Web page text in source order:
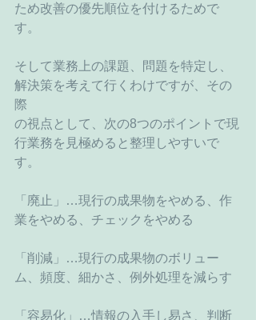
ため改善の優先順位を付けるためで
す。
そして業務上の課題、問題を特定し、
解決策を考えて行くわけですが、その
際
の視点として、次の8つのポイントで現
行業務を見極めると整理しやすいで
す。
「廃止」…現行の成果物をやめる、作
業をやめる、チェックをやめる
「削減」…現行の成果物のボリュー
ム、頻度、細かさ、例外処理を減らす
「容易化」…情報の入手し易さ、判断